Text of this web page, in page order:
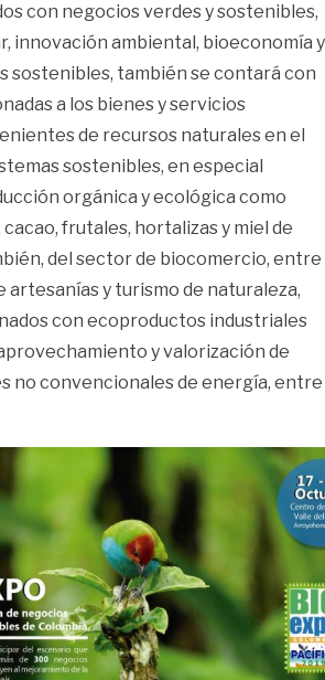
con negocios verdes y sostenibles,
innovación ambiental, bioeconomía y
sostenibles, también se contará con
a los bienes y servicios
de recursos naturales en el
sostenibles, en especial
orgánica y ecológica como
frutales, hortalizas y miel de
del sector de biocomercio, entre
artesanías y turismo de naturaleza,
con ecoproductos industriales
y valorización de
no convencionales de energía, entre